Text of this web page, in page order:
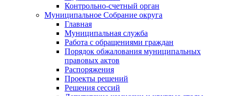
Контрольно-счетный орган
Муниципальное Собрание округа
Главная
Муниципальная служба
Работа с обращениями граждан
Порядок обжалования муниципальных
правовых актов
Распоряжения
Проекты решений
Решения сессий